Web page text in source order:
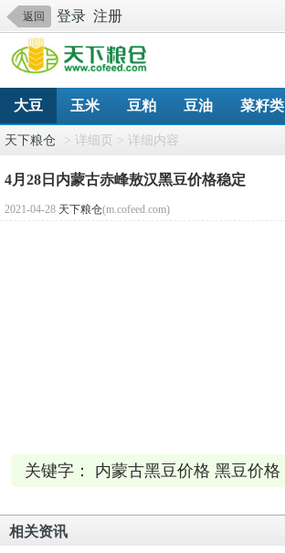
返回 登录 注册
大豆 玉米 豆粕 豆油 菜籽类
天下粮仓 > 详细页 > 详细内容
4月28日内蒙古赤峰敖汉黑豆价格稳定
2021-04-28 天下粮仓(m.cofeed.com)
关键字： 内蒙古黑豆价格 黑豆价格
相关资讯